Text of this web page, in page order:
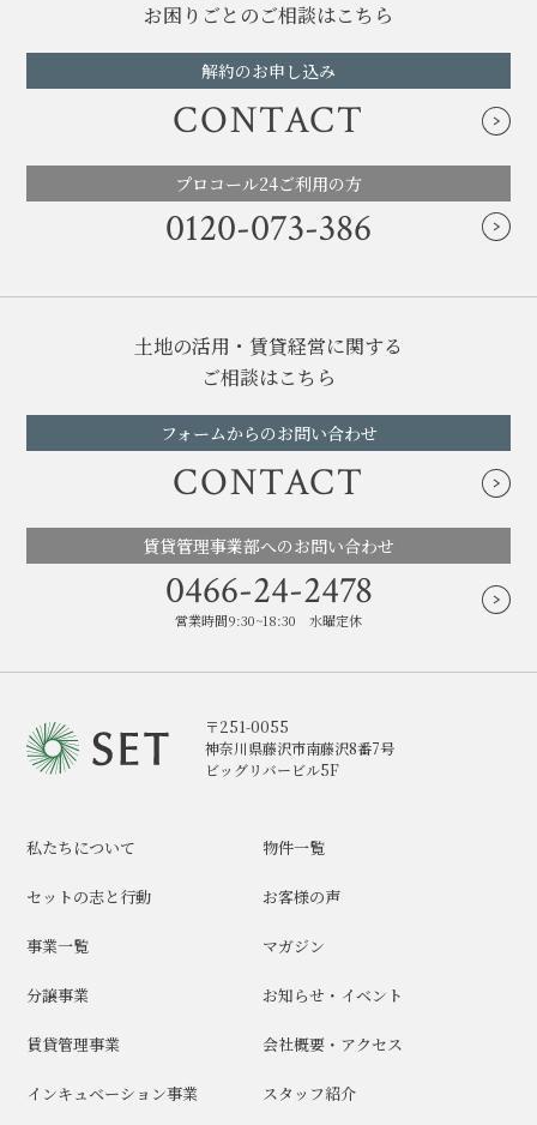
お困りごとのご相談はこちら
解約のお申し込み
CONTACT
プロコール24ご利用の方
0120-073-386
土地の活用・賃貸経営に関する
ご相談はこちら
フォームからのお問い合わせ
CONTACT
賃貸管理事業部へのお問い合わせ
0466-24-2478
営業時間9:30~18:30 水曜定休
〒251-0055
神奈川県藤沢市南藤沢8番7号
ビッグリバービル5F
私たちについて
セットの志と行動
事業一覧
分譲事業
賃貸管理事業
インキュベーション事業
物件一覧
お客様の声
マガジン
お知らせ・イベント
会社概要・アクセス
スタッフ紹介